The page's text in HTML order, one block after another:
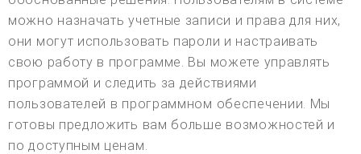
можно назначать учетные записи и права для них,
они могут использовать пароли и настраивать
свою работу в программе. Вы можете управлять
программой и следить за действиями
пользователей в программном обеспечении. Мы
готовы предложить вам больше возможностей и
по доступным ценам.